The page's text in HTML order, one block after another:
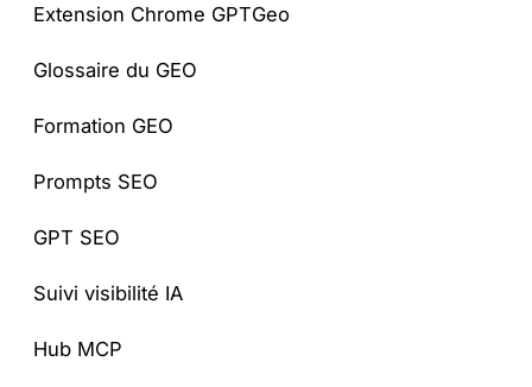
Extension Chrome GPTGeo
Glossaire du GEO
Formation GEO
Prompts SEO
GPT SEO
Suivi visibilité IA
Hub MCP